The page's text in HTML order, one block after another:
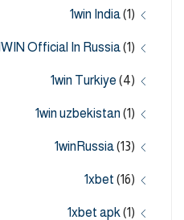
1win India(1)
Official In Russia(1)
1win Turkiye (4)
1win uzbekistan (1)
1winRussia(13)
1xbet (16)
1xbet apk (1)